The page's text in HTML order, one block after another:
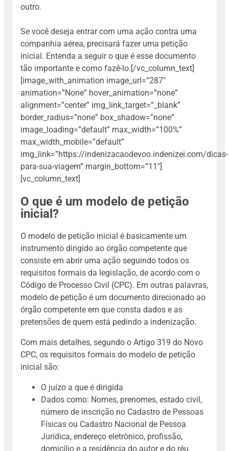
outro.
Se você deseja entrar com uma ação contra uma
companhia aérea, precisará fazer uma petição
inicial. Entenda a seguir o que é esse documento
tão importante e como fazê-lo.[/vc_column_text]
[image_with_animation image_url=”287″
animation=”None” hover_animation=”none”
alignment=”center” img_link_target=”_blank”
border_radius=”none” box_shadow=”none”
image_loading=”default” max_width=”100%”
max_width_mobile=”default”
img_link=”https://indenizacaodevoo.indenizei.com/dicas-
para-sua-viagem” margin_bottom=”11″]
[vc_column_text]
O que é um modelo de petição
inicial?
O modelo de petição inicial é basicamente um
instrumento dirigido ao órgão competente que
consiste em abrir uma ação seguindo todos os
requisitos formais da legislação, de acordo com o
Código de Processo Civil (CPC). Em outras palavras,
modelo de petição é um documento direcionado ao
órgão competente em que consta dados e as
pretensões de quem está pedindo a indenização.
Com mais detalhes, segundo o Artigo 319 do Novo
CPC, os requisitos formais do modelo de petição
inicial são:
O juízo a que é dirigida
Dados como: Nomes, prenomes, estado civil,
número de inscrição no Cadastro de Pessoas
Físicas ou Cadastro Nacional de Pessoa
Jurídica, endereço eletrônico, profissão,
domicílio e a residência do autor e do réu